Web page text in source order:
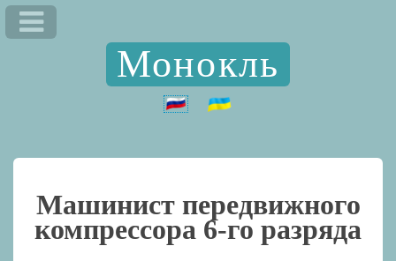
Монокль
Машинист передвижного
компрессора 6-го разряда